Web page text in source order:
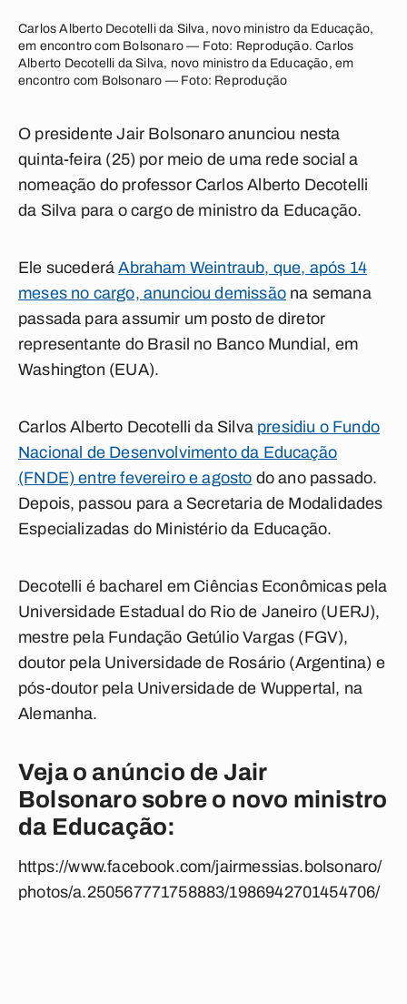
Carlos Alberto Decotelli da Silva, novo ministro da Educação,
em encontro com Bolsonaro — Foto: Reprodução. Carlos
Alberto Decotelli da Silva, novo ministro da Educação, em
encontro com Bolsonaro — Foto: Reprodução
O presidente Jair Bolsonaro anunciou nesta
quinta-feira (25) por meio de uma rede social a
nomeação do professor Carlos Alberto Decotelli
da Silva para o cargo de ministro da Educação.
Ele sucederáAbraham Weintraub, que, após 14
meses no cargo, anunciou demissãona semana
passada para assumir um posto de diretor
representante do Brasil no Banco Mundial, em
Washington (EUA).
Carlos Alberto Decotelli da Silva presidiu o Fundo
Nacional de Desenvolvimento da Educação
(FNDE) entre fevereiro e agosto do ano passado.
Depois, passou para a Secretaria de Modalidades
Especializadas do Ministério da Educação.
Decotelli é bacharel em Ciências Econômicas pela
Universidade Estadual do Rio de Janeiro (UERJ),
mestre pela Fundação Getúlio Vargas (FGV),
doutor pela Universidade de Rosário (Argentina) e
pós-doutor pela Universidade de Wuppertal, na
Alemanha.
Veja o anúncio de Jair
Bolsonaro sobre o novo ministro
da Educação:
https://www.facebook.com/jairmessias.bolsonaro/
photos/a.250567771758883/1986942701454706/